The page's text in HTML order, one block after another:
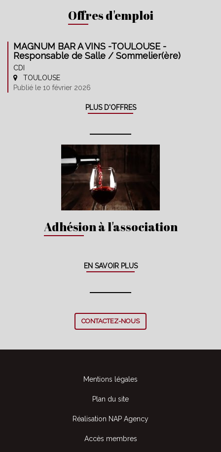
Offres d'emploi
MAGNUM BAR A VINS -TOULOUSE -
Responsable de Salle / Sommelier(ère)
CDI
TOULOUSE
Publié le 10 février 2026
PLUS D'OFFRES
Adhésion à l'association
EN SAVOIR PLUS
CONTACTEZ-NOUS
Mentions légales
Plan du site
Réalisation NAP Agency
Accès membres